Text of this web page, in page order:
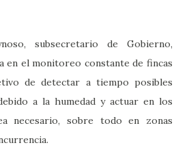
subsecretario de Gobierno,
en el monitoreo constante de fincas
de detectar a tiempo posibles
a la humedad y actuar en los
necesario, sobre todo en zonas